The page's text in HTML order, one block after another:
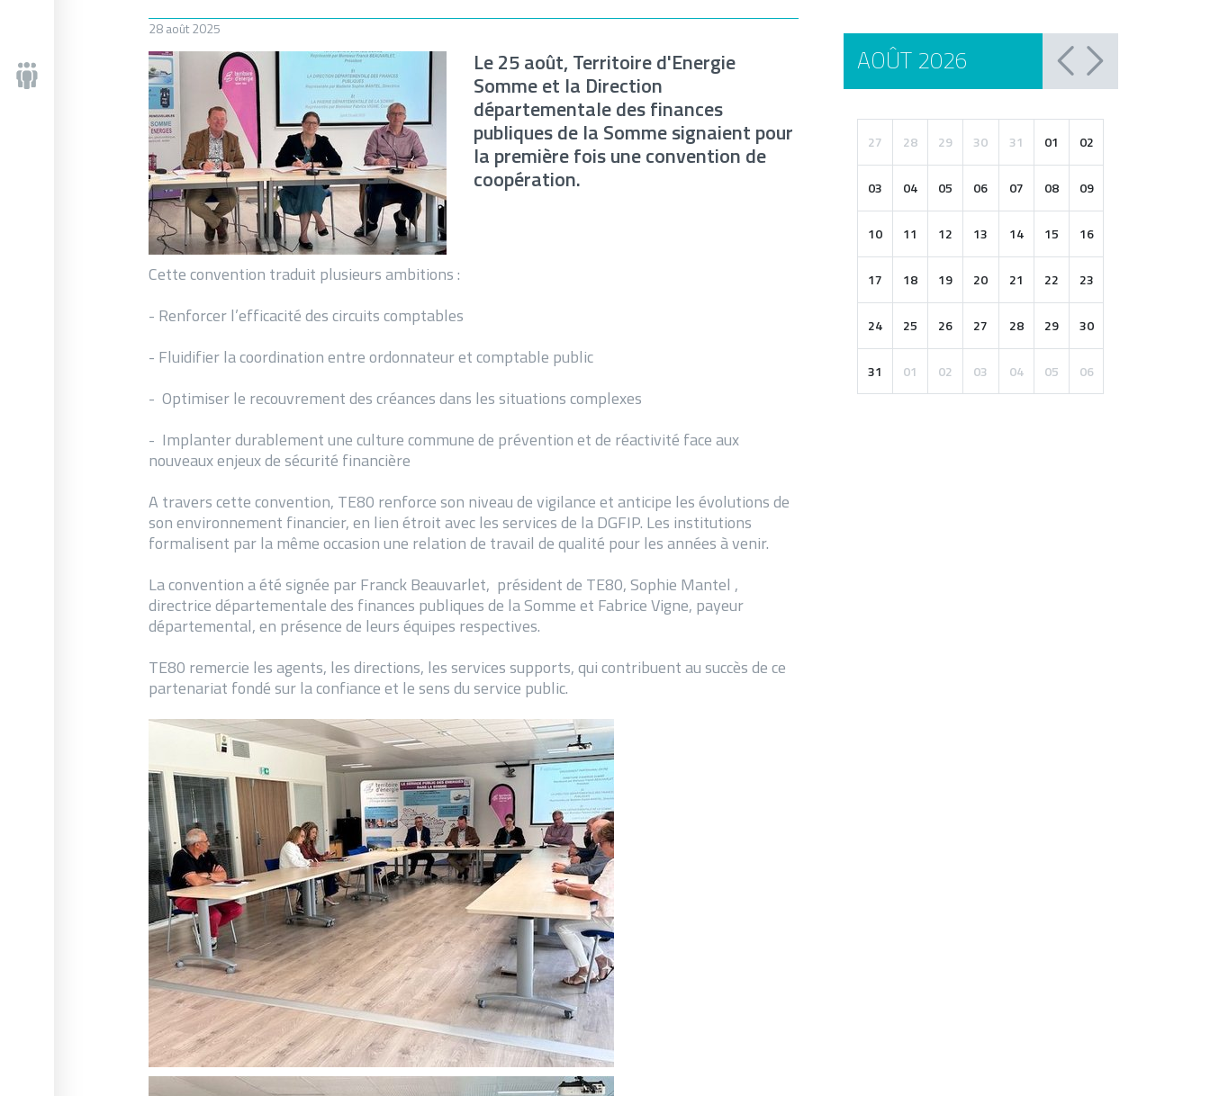
28 août 2025
Le 25 août, Territoire d'Energie
Somme et la Direction
départementale des finances
publiques de la Somme signaient pour
la première fois une convention de
coopération.
Cette convention traduit plusieurs ambitions :
- Renforcer l’efficacité des circuits comptables
- Fluidifier la coordination entre ordonnateur et comptable public
- Optimiser le recouvrement des créances dans les situations complexes
- Implanter durablement une culture commune de prévention et de réactivité face aux
nouveaux enjeux de sécurité financière
A travers cette convention, TE80 renforce son niveau de vigilance et anticipe les évolutions de
son environnement financier, en lien étroit avec les services de la DGFIP. Les institutions
formalisent par la même occasion une relation de travail de qualité pour les années à venir.
La convention a été signée par Franck Beauvarlet, président de TE80, Sophie Mantel ,
directrice départementale des finances publiques de la Somme et Fabrice Vigne, payeur
départemental, en présence de leurs équipes respectives.
TE80 remercie les agents, les directions, les services supports, qui contribuent au succès de ce
partenariat fondé sur la confiance et le sens du service public.
AOÛT 2026
27 28 29 30 31 01 02
03 04 05 06 07 08 09
10 11 12 13 14 15 16
17 18 19 20 21 22 23
24 25 26 27 28 29 30
31 01 02 03 04 05 06